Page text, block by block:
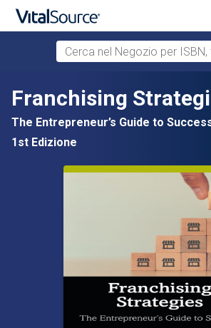
Passa al contenuto principale
Cerca nel Negozio per ISBN,
Franchising
The Entrepreneur’s Guide to
1st Edizione